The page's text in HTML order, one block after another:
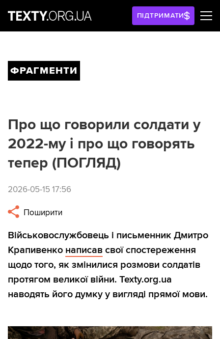
ПІДТРИМАТИ
ФРАГМЕНТИ
Про що говорили солдати у
2022-му і про що говорять
тепер (ПОГЛЯД)
2026-05-15 17:56
Поширити
Військовослужбовець і письменник Дмитро
Крапивенко написав свої спостереження
щодо того, як змінилися розмови солдатів
протягом великої війни. Texty.org.ua
наводять його думку у вигляді прямої мови.